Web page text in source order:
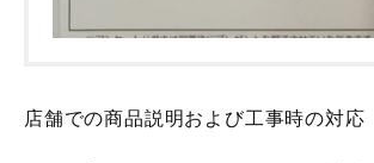
店舗での商品説明および工事時の対応